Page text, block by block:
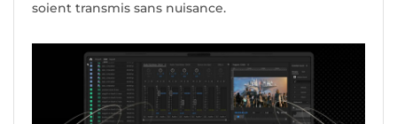
soient transmis sans nuisance.